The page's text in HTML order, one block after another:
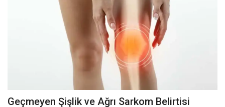
Geçmeyen Şişlik ve Ağrı Sarkom Belirtisi